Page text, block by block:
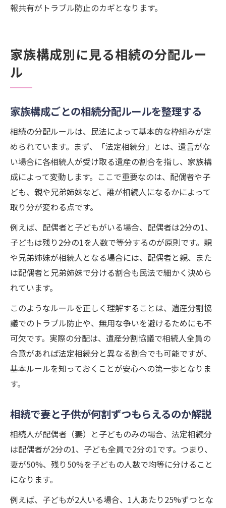
報共有がトラブル防止のカギとなります。
家族構成別に見る相続の分配ルー
ル
家族構成ごとの相続分配ルールを整理する
相続の分配ルールは、民法によって基本的な枠組みが定
められています。まず、「法定相続分」とは、遺言がな
い場合に各相続人が受け取る遺産の割合を指し、家族構
成によって変動します。ここで重要なのは、配偶者や子
ども、親や兄弟姉妹など、誰が相続人になるかによって
取り分が変わる点です。
例えば、配偶者と子どもがいる場合、配偶者は2分の1、
子どもは残り2分の1を人数で等分するのが原則です。親
や兄弟姉妹が相続人となる場合には、配偶者と親、また
は配偶者と兄弟姉妹で分ける割合も民法で細かく決めら
れています。
このようなルールを正しく理解することは、遺産分割協
議でのトラブル防止や、無用な争いを避けるためにも不
可欠です。実際の分配は、遺産分割協議で相続人全員の
合意があれば法定相続分と異なる割合でも可能ですが、
基本ルールを知っておくことが安心への第一歩となりま
す。
相続で妻と子供が何割ずつもらえるのか解説
相続人が配偶者（妻）と子どものみの場合、法定相続分
は配偶者が2分の1、子ども全員で2分の1です。つまり、
妻が50%、残り50%を子どもの人数で均等に分けること
になります。
例えば、子どもが2人いる場合、1人あたり25%ずつとな